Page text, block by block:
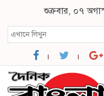
শুক্রবার, ০৭